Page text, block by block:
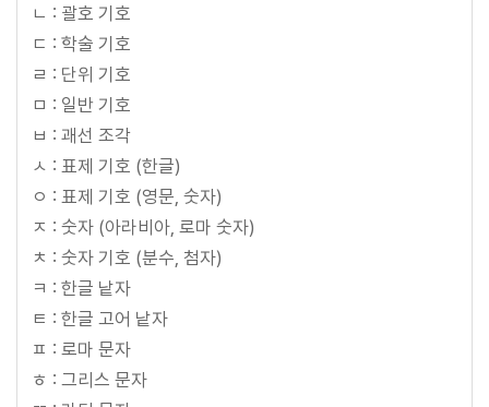
ㄴ : 괄호 기호
ㄷ : 학술 기호
ㄹ : 단위 기호
ㅁ : 일반 기호
ㅂ : 괘선 조각
ㅅ : 표제 기호 (한글)
ㅇ : 표제 기호 (영문, 숫자)
ㅈ : 숫자 (아라비아, 로마 숫자)
ㅊ : 숫자 기호 (분수, 첨자)
ㅋ : 한글 낱자
ㅌ : 한글 고어 낱자
ㅍ : 로마 문자
ㅎ : 그리스 문자